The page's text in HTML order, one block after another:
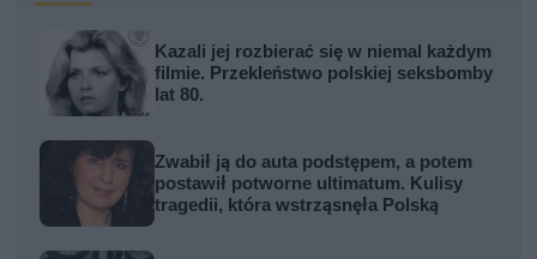
Kazali jej rozbierać się w niemal każdym
filmie. Przekleństwo polskiej seksbomby
lat 80.
Zwabił ją do auta podstępem, a potem
postawił potworne ultimatum. Kulisy
tragedii, która wstrząsnęła Polską